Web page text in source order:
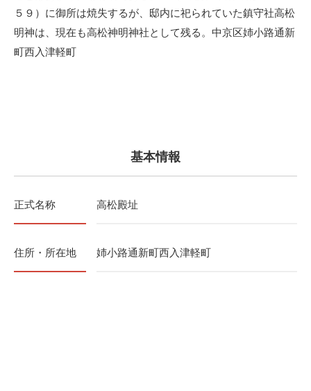
５９）に御所は焼失するが、邸内に祀られていた鎮守社高松
明神は、現在も高松神明神社として残る。中京区姉小路通新
町西入津軽町
基本情報
正式名称 高松殿址
住所・所在地 姉小路通新町西入津軽町